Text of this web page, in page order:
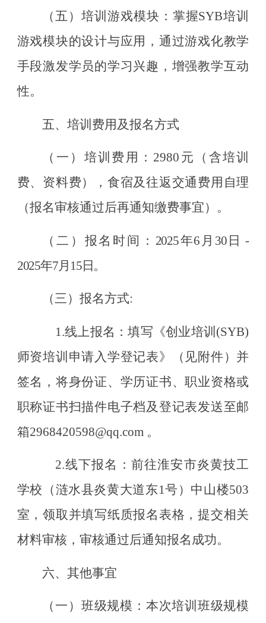
（五）培训游戏模块： 掌握SYB培训
游戏模块的设计与应用，通过游戏化教学
手段激发学员的学习兴趣，增强教学互动
性。
五、培训费用及报名方式
（一） 培训费用： 2980 元（含培训
费、资料费），食宿及往返交通费用自理
（报名审核通过后再通知缴费事宜）。
（二） 报名时间： 2025年6 月 30日 -
2025年7月 15日。
（三）报名方式:
1.线上报名：填写《创业培训 (SYB)
师资培训申请入学登记表》（见附件）并
签名，将身份证、学历证书、职业资格或
职称证书扫描件电子档及登记表发送至邮
箱2968420598@qq.com 。
2.线下报名： 前往淮安市炎黄技工
学校（涟水县炎黄大道东1号）中山楼503
室，领取并填写纸质报名表格，提交相关
材料审核，审核通过后通知报名成功。
六、其他事宜
（一） 班级规模： 本次培训班级规模